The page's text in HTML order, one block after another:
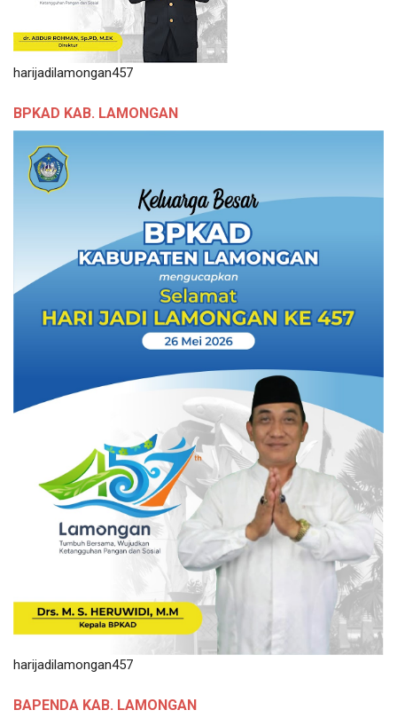
harijadilamongan457
BPKAD KAB. LAMONGAN
harijadilamongan457
BAPENDA KAB. LAMONGAN